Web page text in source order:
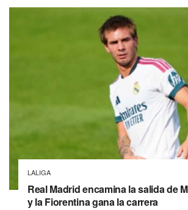
LALIGA
Real Madrid encamina la salida de
y la Fiorentina gana la carrera